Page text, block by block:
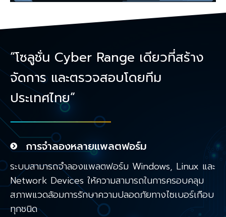
“โซลูชั่น Cyber Range เดียวที่สร้าง
จัดการ และตรวจสอบโดยทีม
ประเทศไทย”
การจำลองหลายแพลตฟอร์ม
ระบบสามารถจำลองแพลตฟอร์ม Windows, Linux และ
Network Devices ให้ความสามารถในการครอบคลุม
สภาพแวดล้อมการรักษาความปลอดภัยทางไซเบอร์เกือบ
ทุกชนิด